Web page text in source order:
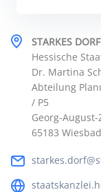
STARKES
Hessische
Dr. Martina
Abteilung
/ P5
Georg-August-
65183